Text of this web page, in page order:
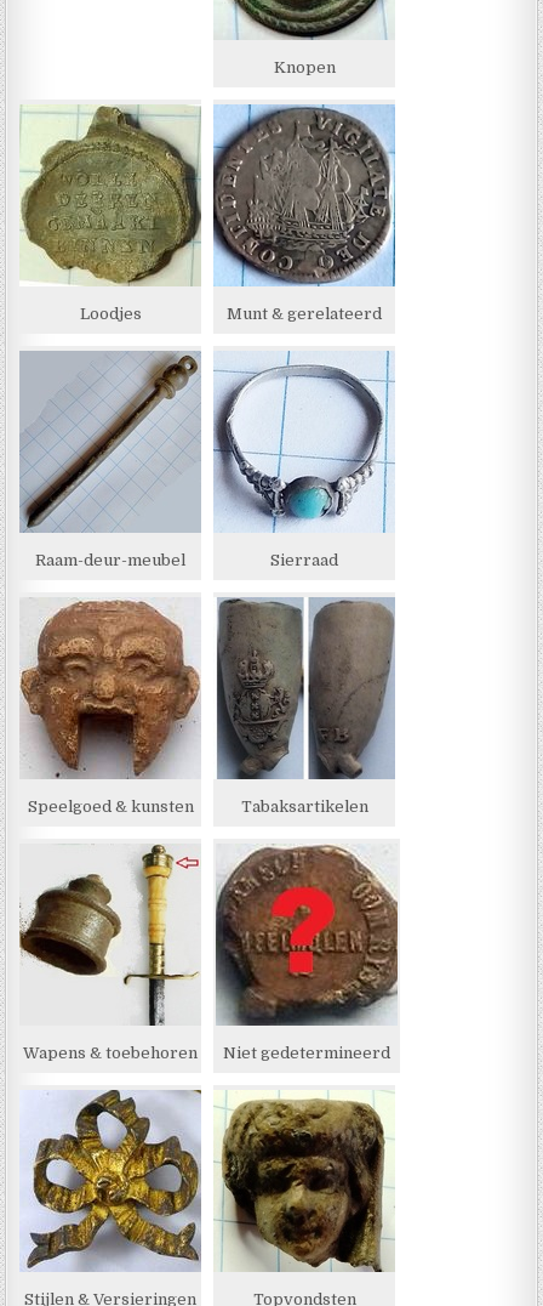
Knopen
Loodjes Munt & gerelateerd
Raam-deur-meubel Sierraad
Speelgoed & kunsten Tabaksartikelen
Wapens & toebehoren Niet gedetermineerd
Stijlen & Versieringen Topvondsten